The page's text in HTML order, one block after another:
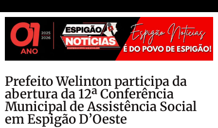
Prefeito Welinton participa da
abertura da 12ª Conferência
Municipal de Assistência Social
em Espigão D’Oeste